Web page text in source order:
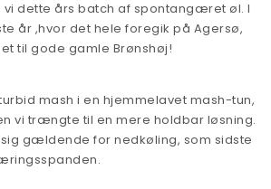
dette års batch af spontangæret øl. I
år ,hvor det hele foregik på Agersø,
til gode gamle Brønshøj!
mash i en hjemmelavet mash-tun,
vi trængte til en mere holdbar løsning.
gældende for nedkøling, som sidste